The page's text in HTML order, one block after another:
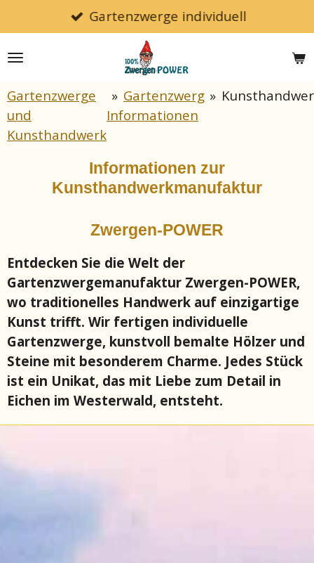
Hauptinhalt
springen
Gartenzwerge individuell
Gartenzwerge
und
Kunsthandwerk
» Gartenzwerg
Informationen
»
Informationen zur
Kunsthandwerkmanufaktur
Zwergen-POWER
Entdecken Sie die Welt der
Gartenzwergemanufaktur Zwergen-POWER,
wo traditionelles Handwerk auf einzigartige
Kunst trifft. Wir fertigen individuelle
Gartenzwerge, kunstvoll bemalte Hölzer und
Steine mit besonderem Charme. Jedes Stück
ist ein Unikat, das mit Liebe zum Detail in
Eichen im Westerwald, entsteht.